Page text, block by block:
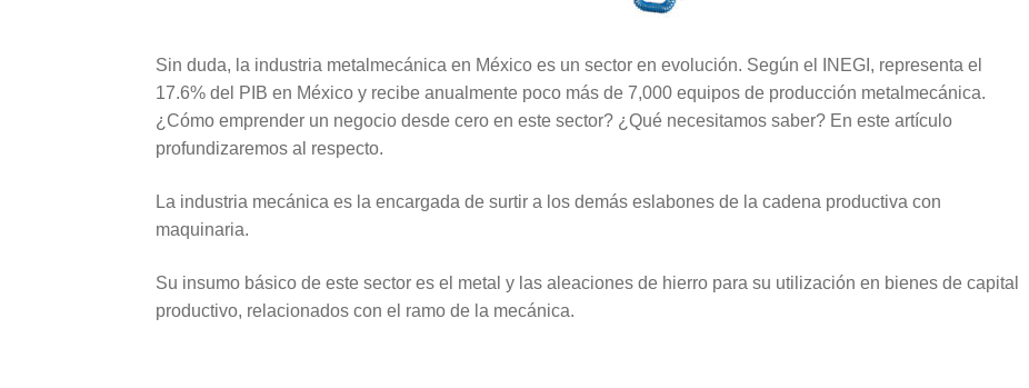
Sin duda, la industria metalmecánica en México es un sector en evolución. Según el INEGI, representa el
17.6% del PIB en México y recibe anualmente poco más de 7,000 equipos de producción metalmecánica.
¿Cómo emprender un negocio desde cero en este sector? ¿Qué necesitamos saber? En este artículo
profundizaremos al respecto.
La industria mecánica es la encargada de surtir a los demás eslabones de la cadena productiva con
maquinaria.
Su insumo básico de este sector es el metal y las aleaciones de hierro para su utilización en bienes de capital
productivo, relacionados con el ramo de la mecánica.